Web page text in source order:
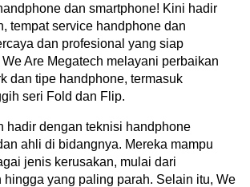
dan smartphone! Kini hadir
tempat service handphone dan
dan profesional yang siap
Are Megatech melayani perbaikan
dan tipe handphone, termasuk
seri Fold dan Flip.
hadir dengan teknisi handphone
ahli di bidangnya. Mereka mampu
jenis kerusakan, mulai dari
hingga yang paling parah. Selain itu, We